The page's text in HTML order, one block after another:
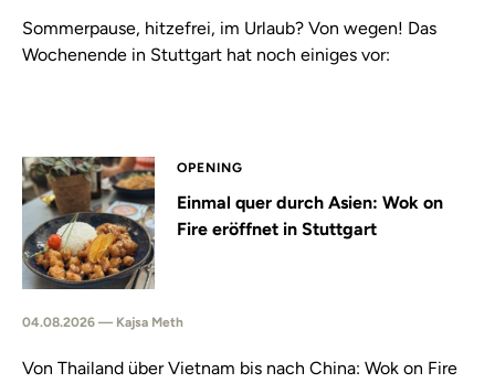
Sommerpause, hitzefrei, im Urlaub? Von wegen! Das
Wochenende in Stuttgart hat noch einiges vor:
OPENING
Einmal quer durch Asien: Wok on
Fire eröffnet in Stuttgart
04.08.2026 — Kajsa Meth
Von Thailand über Vietnam bis nach China: Wok on Fire